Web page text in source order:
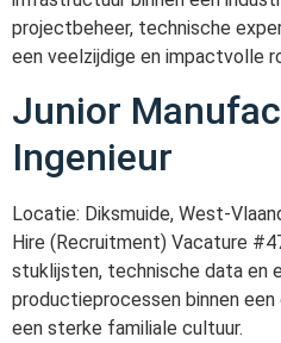
projectbeheer, technische
een veelzijdige en impactvolle
Junior
Ingenieur
Locatie: Diksmuide, West-
Hire (Recruitment) Vacature
stuklijsten, technische data en
productieprocessen binnen
een sterke familiale cultuur.